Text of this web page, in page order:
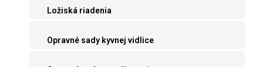
Ložiská riadenia
Opravné sady kyvnej vidlice